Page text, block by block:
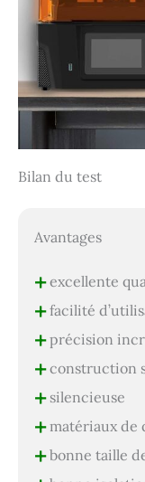
Bilan du test
Avantages
+excellente
+facilité
+précision
+construction
+silencieuse
+matériaux de
+bonne taille